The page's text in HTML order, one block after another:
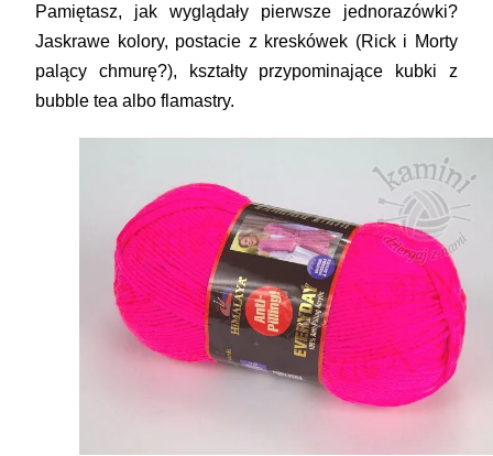
Pamiętasz, jak wyglądały pierwsze jednorazówki?
Jaskrawe kolory, postacie z kreskówek (Rick i Morty
palący chmurę?), kształty przypominające kubki z
bubble tea albo flamastry.